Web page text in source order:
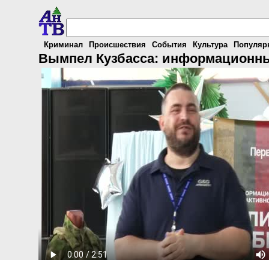
Криминал Происшествия События Культура
Вымпел Кузбасса: